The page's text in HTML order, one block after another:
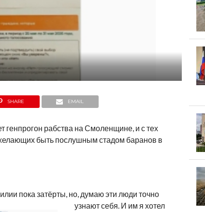
SHARE EMAIL
генпрогон рабства на Смоленщине, и с тех
быть послушным стадом баранов в
пока затёрты, но, думаю эти люди точно
узнают себя. И им я хотел